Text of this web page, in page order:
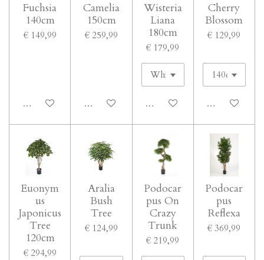
Fuchsia
140cm
€ 149,99
In winkelwagen
Camelia
150cm
€ 259,99
In winkelwagen
Wisteria
Liana
180cm
€ 179,99
In winkelwagen
Cherry
Blossom
€ 129,99
In
Euonym
us
Japonicus
Tree
120cm
€ 294,99
Aralia
Bush
Tree
€ 124,99
Podocar
pus On
Crazy
Trunk
€ 219,99
Podocar
pus
Reflexa
€ 369,99